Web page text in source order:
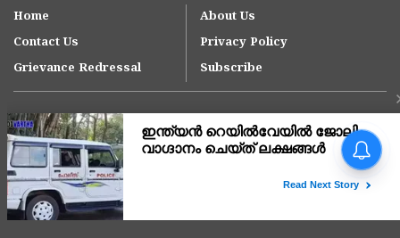
Home
About Us
Contact Us
Privacy Policy
Grievance Redressal
Subscribe
Copyright © 2007-